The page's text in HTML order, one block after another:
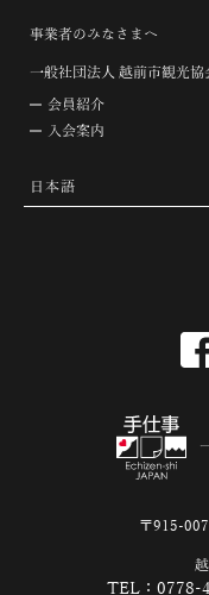
事業者のみなさまへ
一般社団法人 越前市観光協
会員紹介
入会案内
〒915-
TEL：0778-